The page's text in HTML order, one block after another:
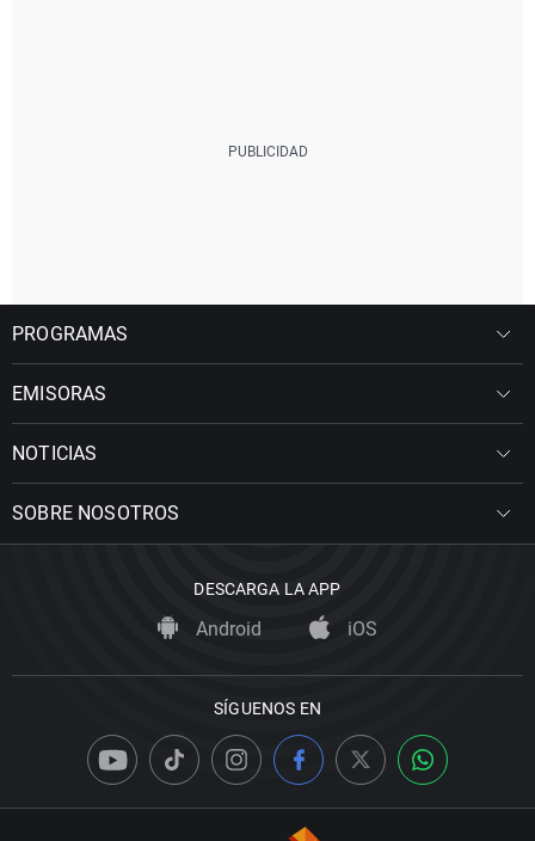
PROGRAMAS
EMISORAS
NOTICIAS
SOBRE NOSOTROS
DESCARGA LA APP
Android iOS
SÍGUENOS EN